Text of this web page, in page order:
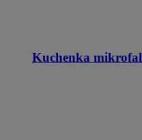
Kuchenka